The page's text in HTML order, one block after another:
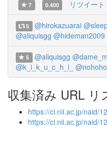
7
0.400 リツイー
5 @hirokazuarai
@aliquisgg @hideman2009
5 @aliquisgg
@k_i_k_u_c_h_i_
収集済み URL リ
https://ci.nii.ac.jp/naid/
https://ci.nii.ac.jp/naid/